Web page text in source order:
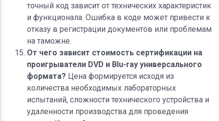
точный код зависит от технических характеристик
и функционала. Ошибка в коде может привести к
отказу в регистрации документов или проблемам
на таможне.
От чего зависит стоимость сертификации на
проигрыватели DVD и Blu-ray универсального
формата? Цена формируется исходя из
количества необходимых лабораторных
испытаний, сложности технического устройства и
удаленности производства для проведения